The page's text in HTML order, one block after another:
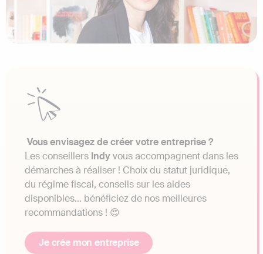
Vous envisagez de créer votre entreprise ?
Les conseillers Indyvous accompagnent dans les
démarches à réaliser ! Choix du statut juridique,
du régime fiscal, conseils sur les aides
disponibles… bénéficiez de nos meilleures
recommandations ! 😍
Je crée mon entreprise